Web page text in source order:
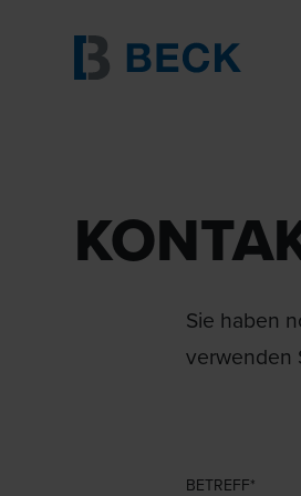
Sie haben
verwenden
BETREFF